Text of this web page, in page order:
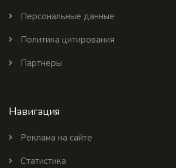
Персональные данные
Политика цитирования
Партнеры
Навигация
Реклама на сайте
Статистика